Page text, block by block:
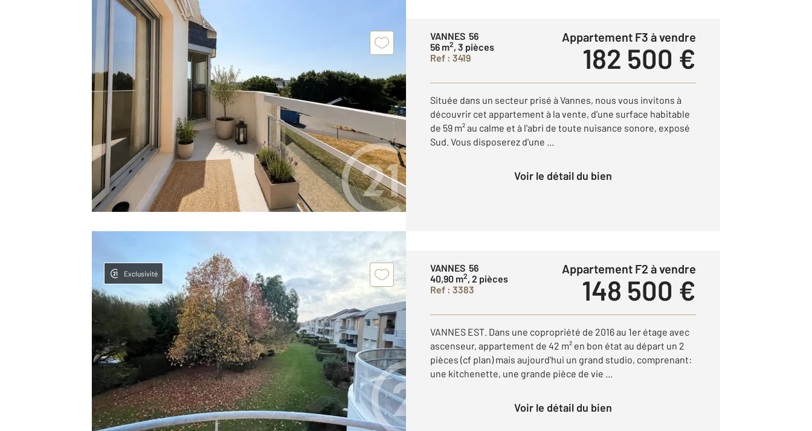
VANNES 56
56 m2, 3 pièces
Ref : 3419
Appartement F3 à vendre
182 500 €
Située dans un secteur prisé à Vannes, nous vous invitons à
découvrir cet appartement à la vente, d'une surface habitable
de 59 m² au calme et à l'abri de toute nuisance sonore, exposé
Sud. Vous disposerez d'une ...
Voir le détail du bien
Exclusivité
VANNES 56
40,90 m2, 2 pièces
Ref : 3383
Appartement F2 à vendre
148 500 €
VANNES EST. Dans une copropriété de 2016 au 1er étage avec
ascenseur, appartement de 42 m² en bon état au départ un 2
pièces (cf plan) mais aujourd'hui un grand studio, comprenant:
une kitchenette, une grande pièce de vie ...
Voir le détail du bien